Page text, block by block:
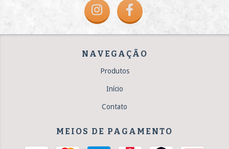
NAVEGAÇÃO
Produtos
Início
Contato
MEIOS DE PAGAMENTO